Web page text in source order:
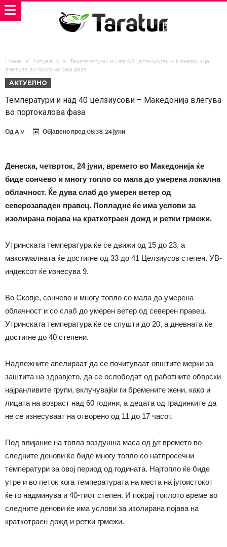
Home Актуелно
Температури и над 40 целзиусови – Македонија
влегува во портокалова фаза
АКТУЕЛНО
Температури и над 40 целзиусови – Македонија влегува
во портокалова фаза
ОдA V Објавено пред 08:38, 24 јуни
Денеска, четврток, 24 јуни, времето во Македонија ќе
биде сончево и многу топло со мала до умерена локална
облачност. Ќе дува слаб до умерен ветер од
северозападен правец. Попладне ќе има услови за
изолирана појава на краткотраен дожд и ретки грмежи.
Утринската температура ќе се движи од 15 до 23, а
максималната ќе достигне од 33 до 41 Целзиусов степен. УВ-
индексот ќе изнесува 9.
Во Скопје, сончево и многу топло со мала до умерена
облачност и со слаб до умерен ветер од северен правец.
Утринската температура ќе се спушти до 20, а дневната ќе
достигне до 40 степени.
Надлежните апелираат да се почитуваат општите мерки за
заштита на здравјето, да се ослободат од работните обврски
најранливите групи, вклучувајќи ги бремените жени, како и
лицата на возраст над 60 години, а децата од градинките да
не се изнесуваат на отворено од 11 до 17 часот.
Под влијание на топла воздушна маса од југ времето во
следните денови ќе биде многу топло со натпросечни
температури за овој период од годината. Најтопло ќе биде
утре и во петок кога температурата на места на југоистокот
ќе го надминува и 40-тиот степен. И покрај топлото време во
следните денови ќе има услови за изолирана појава на
краткотраен дожд и ретки грмежи.